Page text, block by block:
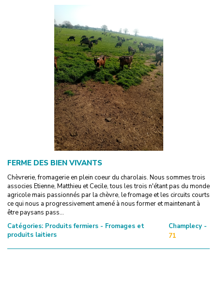
FERME DES BIEN VIVANTS
Chèvrerie, fromagerie en plein coeur du charolais. Nous sommes trois
associes Etienne, Matthieu et Cecile, tous les trois n'étant pas du monde
agricole mais passionnés par la chèvre, le fromage et les circuits courts
ce qui nous a progressivement amené à nous former et maintenant à
être paysans pass...
Catégories: Produits fermiers - Fromages et
produits laitiers
Champlecy -
71